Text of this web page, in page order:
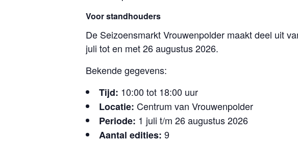
Voor standhouders
De Seizoensmarkt Vrouwenpolder maakt deel uit
juli tot en met 26 augustus 2026.
Bekende gegevens:
Tijd: 10:00 tot 18:00 uur
Locatie: Centrum van Vrouwenpolder
Periode: 1 juli t/m 26 augustus 2026
Aantal edities: 9